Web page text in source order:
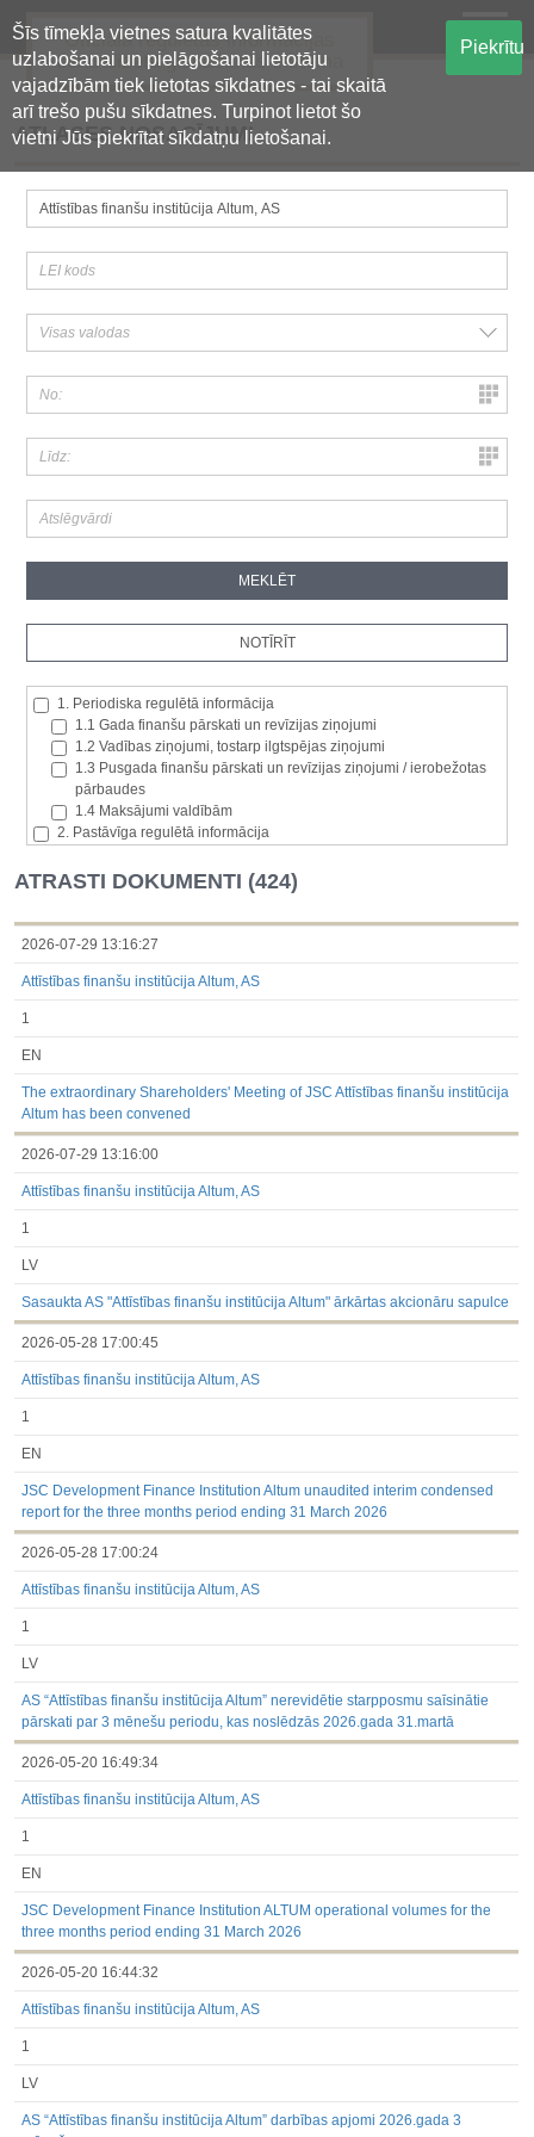
Šīs tīmekļa vietnes satura kvalitātes
uzlabošanai un pielāgošanai lietotāju
vajadzībām tiek lietotas sīkdatnes - tai skaitā
arī trešo pušu sīkdatnes. Turpinot lietot šo
vietni Jūs piekrītat sīkdatņu lietošanai.
Piekrītu
Oficiālā regulētās informācijas
centralizētā glabāšanas sistēma
ATLASES NOSACĪJUMI
1. Periodiska regulētā informācija
1.1 Gada finanšu pārskati un revīzijas ziņojumi
1.2 Vadības ziņojumi, tostarp ilgtspējas ziņojumi
1.3 Pusgada finanšu pārskati un revīzijas ziņojumi / ierobežotas
pārbaudes
1.4 Maksājumi valdībām
2. Pastāvīga regulētā informācija
2.2. Iekšējā informācija
2.3. Paziņojumi par būtisku akciju paketi
2.4. Emitenta paša akciju iegāde vai atsavināšana
2.5. Balsstiesību kopējais skaits un kapitāls
kategorijām
dalībvalsts tiesību aktiem
Līdz 2017.03.01
Finanšu pārskati
Būtiski notikumi
Līdzdalības iegūšana vai zaudēšana
ATRASTI DOKUMENTI (424)
2026-07-29 13:16:27
Attīstības finanšu institūcija Altum, AS
1
EN
The extraordinary Shareholders' Meeting of JSC Attīstības finanšu institūcija
Altum has been convened
2026-07-29 13:16:00
Attīstības finanšu institūcija Altum, AS
1
LV
Sasaukta AS "Attīstības finanšu institūcija Altum" ārkārtas akcionāru sapulce
2026-05-28 17:00:45
Attīstības finanšu institūcija Altum, AS
1
EN
JSC Development Finance Institution Altum unaudited interim condensed
report for the three months period ending 31 March 2026
2026-05-28 17:00:24
Attīstības finanšu institūcija Altum, AS
1
LV
AS “Attīstības finanšu institūcija Altum” nerevidētie starpposmu saīsinātie
pārskati par 3 mēnešu periodu, kas noslēdzās 2026.gada 31.martā
2026-05-20 16:49:34
Attīstības finanšu institūcija Altum, AS
1
EN
JSC Development Finance Institution ALTUM operational volumes for the
three months period ending 31 March 2026
2026-05-20 16:44:32
Attīstības finanšu institūcija Altum, AS
1
LV
AS “Attīstības finanšu institūcija Altum” darbības apjomi 2026.gada 3